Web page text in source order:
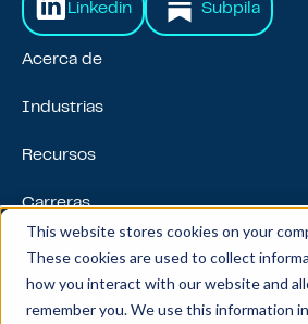
This website stores cookies on your
These cookies are used to collect
how you interact with our website and
remember you. We use this information
Linkedin Subpila
Acerca de
Acerca de nosotros
Premios y reconocimientos
Industrias
Servicios financieros
Viajes y hospitalidad
Energía
Tecnología, medios y
Recursos
Casos prácticos
Liderazgo intelectual
Medios y eventos
Noticias
Carreras
Life @ Blend
Bolsa de trabajo
Todas las estrellas
Fundiciones AI
Mezcla X